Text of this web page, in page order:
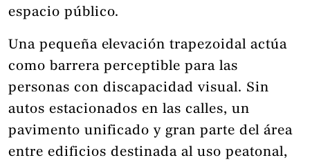
espacio público.
Una pequeña elevación trapezoidal actúa
como barrera perceptible para las
personas con discapacidad visual. Sin
autos estacionados en las calles, un
pavimento unificado y gran parte del área
entre edificios destinada al uso peatonal,